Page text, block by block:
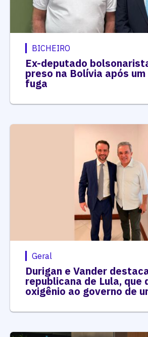
BICHEIRO
Ex-deputado
preso na Bolívia após um
fuga
Geral
Durigan e Vander
republicana de Lula, que
oxigênio ao governo de